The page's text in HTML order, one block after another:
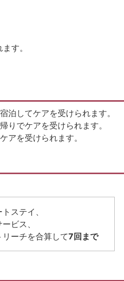
す。
泊してケアを受けられます。
りでケアを受けられます。
アを受けられます。
ステイ、
ビス、
リーチを合算して7回まで